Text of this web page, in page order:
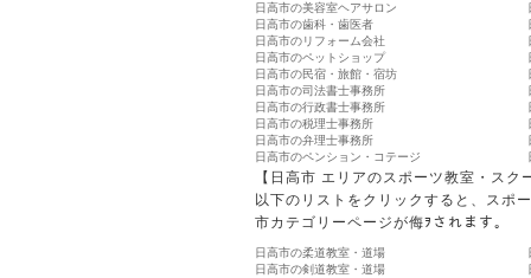
日高市の美容室ヘアサロン
日高市の歯科・歯医者
日高市のリフォーム会社
日高市のペットショップ
日高市の民宿・旅館・宿坊
日高市の司法書士事務所
日高市の行政書士事務所
日高市の税理士事務所
日高市の弁理士事務所
日高市のペンション・コテージ
【日高市 エリアのスポーツ教室・スク
以下のリストをクリックすると、スポ
市カテゴリーページが侮ｦされます。
日高市の柔道教室・道場
日高市の剣道教室・道場